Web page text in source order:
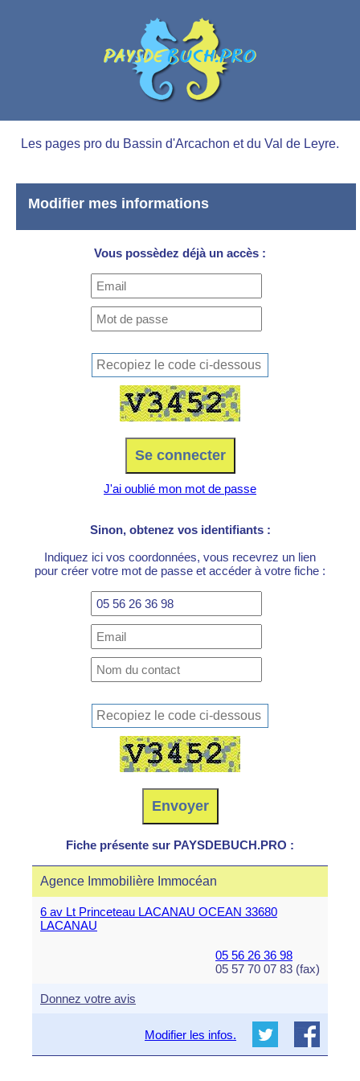
Les pages pro du Bassin d'Arcachon et du Val de Leyre.
Modifier mes informations
Vous possèdez déjà un accès :
J'ai oublié mon mot de passe
Sinon, obtenez vos identifiants :
Indiquez ici vos coordonnées, vous recevrez un lien
pour créer votre mot de passe et accéder à votre fiche :
Fiche présente sur PAYSDEBUCH.PRO :
Agence Immobilière Immocéan
6 av Lt Princeteau LACANAU OCEAN 33680
LACANAU
05 56 26 36 98
05 57 70 07 83 (fax)
Donnez votre avis
Modifier les infos.